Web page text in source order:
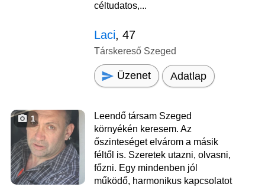
céltudatos,...
Laci, 47
Társkereső Szeged
Üzenet Adatlap
1
Leendő társam Szeged
környékén keresem. Az
őszinteséget elvárom a másik
féltől is. Szeretek utazni, olvasni,
főzni. Egy mindenben jól
működő, harmonikus kapcsolatot